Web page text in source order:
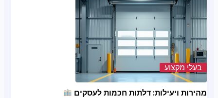
בעלי מקצוע
מהירות ויעילות: דלתות חכמות לעסקים